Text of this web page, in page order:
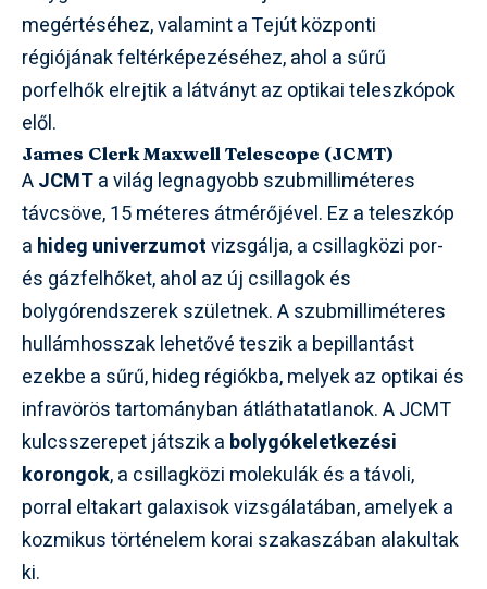
megértéséhez, valamint a Tejút központi
régiójának feltérképezéséhez, ahol a sűrű
porfelhők elrejtik a látványt az optikai teleszkópok
elől.
James Clerk Maxwell Telescope (JCMT)
AJCMTa világ legnagyobb szubmilliméteres
távcsöve, 15 méteres átmérőjével. Ez a teleszkóp
a hideg univerzumotvizsgálja, a csillagközi por-
és gázfelhőket, ahol az új csillagok és
bolygórendszerek születnek. A szubmilliméteres
hullámhosszak lehetővé teszik a bepillantást
ezekbe a sűrű, hideg régiókba, melyek az optikai és
infravörös tartományban átláthatatlanok. A JCMT
kulcsszerepet játszik a bolygókeletkezési
korongok, a csillagközi molekulák és a távoli,
porral eltakart galaxisok vizsgálatában, amelyek a
kozmikus történelem korai szakaszában alakultak
ki.